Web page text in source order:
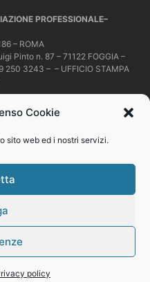
Cookie
sito web ed i nostri servizi.
policy
PROFESSIONALE–
– ROMA
Pinto n. 87 – 71122 FOGGIA –
250 3243 – – UFFICIO STAMPA
presenti in questo sito se non